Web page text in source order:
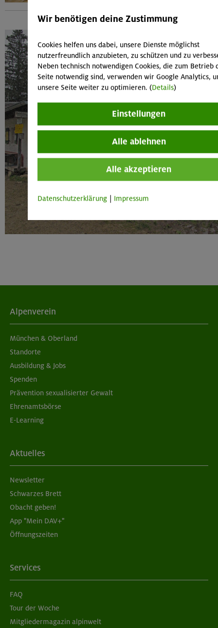
Alpenverein
München & Oberland
Standorte
Ausbildung & Jobs
Spenden
Prävention sexualisierter Gewalt
Ehrenamtsbörse
E-Learning
Aktuelles
Newsletter
Schwarzes Brett
Obacht geben!
App "Mein DAV+"
Öffnungszeiten
Services
FAQ
Tour der Woche
Mitgliedermagazin alpinwelt
Wir benötigen deine Zustimmung
Cookies helfen uns dabei, unsere Dienste möglichst
nutzerfreundlich anzubieten, zu schützen und zu
Neben technisch notwendigen Cookies, die zum Betrieb
Seite notwendig sind, verwenden wir Google Analytics,
unsere Seite weiter zu optimieren. (Details)
Einstellungen
Alle ablehnen
Alle akzeptieren
Datenschutzerklärung Impressum